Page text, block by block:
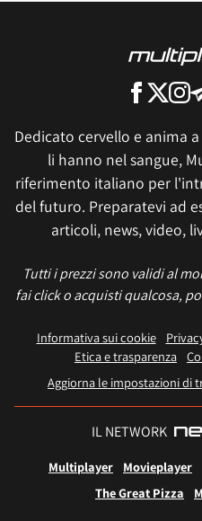
Dedicato cervello e anima
li hanno nel sangue,
riferimento italiano per
del futuro. Preparatevi ad
articoli, news, video,
Tutti i prezzi sono validi al
fai click o acquisti qualcosa,
Informativa sui cookie
Etica e trasparenza
Aggiorna le impostazioni di
IL NETWORK
Multiplayer Movieplayer
The Great Pizza